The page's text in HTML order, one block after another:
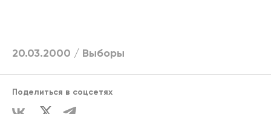
20.03.2000 / Выборы
Поделиться в соцсетях